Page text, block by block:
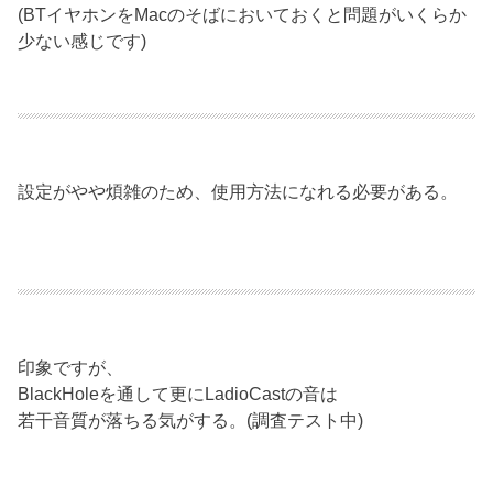
(BTイヤホンをMacのそばにおいておくと問題がいくらか
少ない感じです)
設定がやや煩雑のため、使用方法になれる必要がある。
印象ですが、
BlackHoleを通して更にLadioCastの音は
若干音質が落ちる気がする。(調査テスト中)